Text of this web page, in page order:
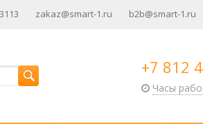
zakaz@smart-1.ru b2b@smart-1.ru
+7 812
Часы